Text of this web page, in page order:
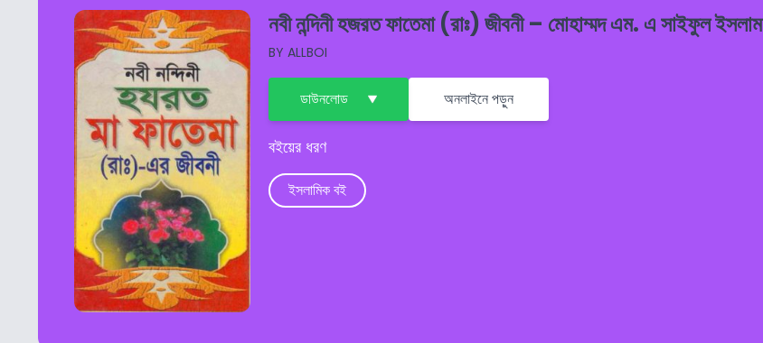
নবী নন্দিনী হজরত ফাতেমা (রাঃ) জীবনী – মোহাম্মদ এম. এ সাইফুল ইসলাম
BY ALLBOI
ডাউনলোড অনলাইনে পড়ুন
বইয়ের ধরণ
ইসলামিক বই